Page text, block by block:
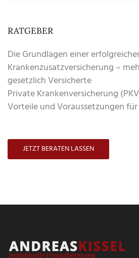
RATGEBER
Die Grundlagen einer
Krankenzusatzversicherung –
gesetzlich Versicherte
Private Krankenversicherung
Vorteile und Voraussetzungen
JETZT BERATEN LASSEN